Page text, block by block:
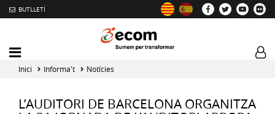
BUTLLETÍ
Mobile
menu
toggler
Inici Informa't Notícies
L’AUDITORI DE BARCELONA ORGANITZA